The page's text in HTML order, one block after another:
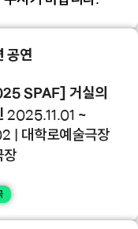
공연
SPAF] 거실의
2025.11.01 ~
| 대학로예술극장
장